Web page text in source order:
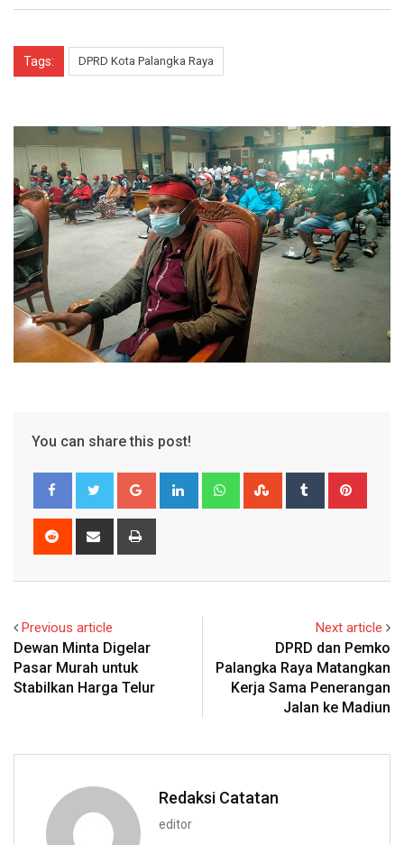
Tags: DPRD Kota Palangka Raya
You can share this post!
Google+ LinkedIn WhatsappStumbleUpon
Tumblr
Reddit
Share
Previous article
Dewan Minta Digelar
Pasar Murah untuk
Stabilkan Harga Telur
Next article
DPRD dan Pemko
Palangka Raya Matangkan
Kerja Sama Penerangan
Jalan ke Madiun
Redaksi Catatan
editor